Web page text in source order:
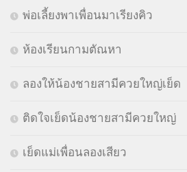
พ่อเลี้ยงพาเพื่อนมาเรียงคิว
ห้องเรียนกามตัณหา
ลองให้น้องชายสามีควยใหญ่เย็ด
ติดใจเย็ดน้องชายสามีควยใหญ่
เย็ดแม่เพื่อนลองเสียว